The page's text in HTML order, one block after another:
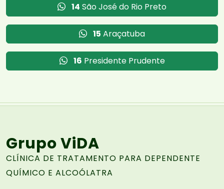
14 São José do Rio Preto
15 Araçatuba
16 Presidente Prudente
Grupo ViDA
CLÍNICA DE TRATAMENTO PARA DEPENDENTE
QUÍMICO E ALCOÓLATRA